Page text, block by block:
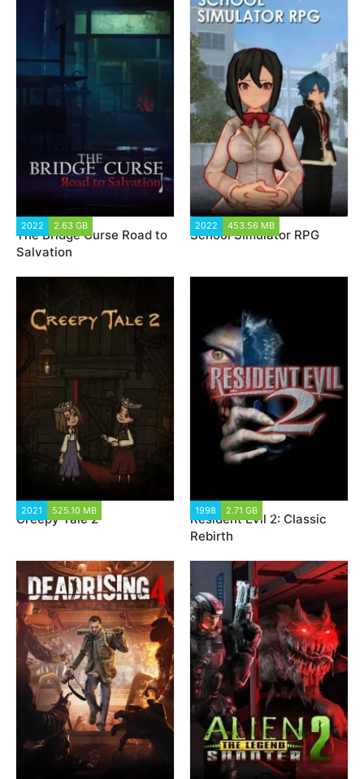
2022 2.63 GB
The Bridge Curse Road to
Salvation
2022 453.56 MB
School Simulator RPG
2021 525.10 MB
Creepy Tale 2
1998 2.71 GB
Resident Evil 2: Classic
Rebirth